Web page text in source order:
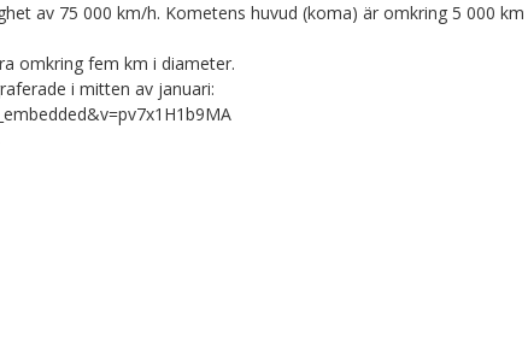
av 75 000 km/h. Kometens huvud (koma) är omkring 5 000 km
omkring fem km i diameter.
i mitten av januari: